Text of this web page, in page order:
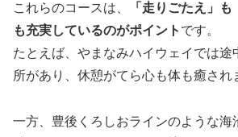
これらのコースは、
「走りごたえ」も
も充実しているのがポイント です。
たとえば、やまなみハイウェイでは途
所があり、休憩がてら心も体も癒され
一方、豊後くろしおラインのような海